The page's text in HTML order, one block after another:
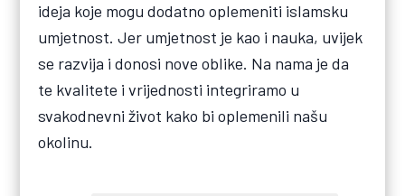
ideja koje mogu dodatno oplemeniti islamsku
umjetnost. Jer umjetnost je kao i nauka, uvijek
se razvija i donosi nove oblike. Na nama je da
te kvalitete i vrijednosti integriramo u
svakodnevni život kako bi oplemenili našu
okolinu.